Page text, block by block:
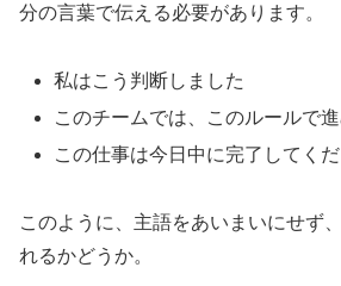
分の言葉で伝える必要があります。
私はこう判断しました
このチームでは、このルールで
この仕事は今日中に完了してく
このように、主語をあいまいにせず
れるかどうか。